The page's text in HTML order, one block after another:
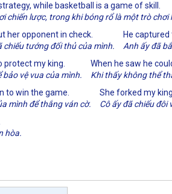
while basketball is a game of skill.
chiến lược, trong khi bóng rổ là một trò chơi
her opponent in check.
chiếu tướng đối thủ của mình.
He captured
Anh ấy đã
protect my king.
bảo vệ vua của mình.
When he saw he
Khi thấy không thể
to win the game.
mình để thắng ván cờ.
She forked my
Cô ấy đã chiếu đôi
hòa.